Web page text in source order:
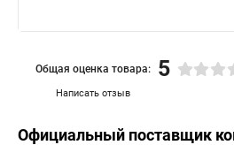
Написать отзыв
Общая оценка товара: 5
Официальный поставщик